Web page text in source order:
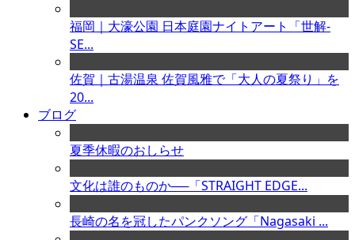
福岡｜大濠公園 日本庭園ナイトアート「世解-
SE...
佐賀｜古湯温泉 佐賀風雅で「大人の夏祭り」を
20...
ブログ
夏季休暇のおしらせ
文化は誰のものか──「STRAIGHT EDGE...
長崎の名を冠したパンクソング「Nagasaki ...